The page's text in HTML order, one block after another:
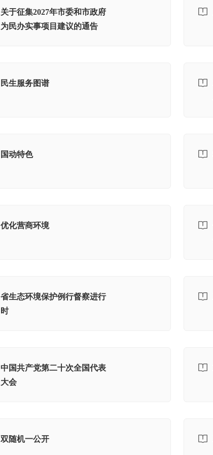
关于征集2027年市委和市政府
为民办实事项目建议的通告
民生服务图谱
国动特色
优化营商环境
省生态环境保护例行督察进行
时
中国共产党第二十次全国代表
大会
双随机一公开